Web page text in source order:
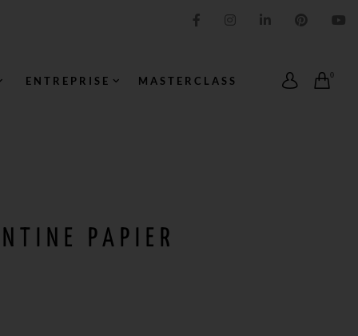
0
ENTREPRISE MASTERCLASS
PAPIER